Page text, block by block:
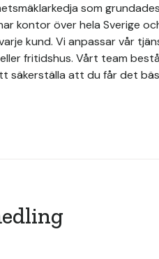
som
kontor över hela Sverige
kund. Vi anpassar vår
fritidshus. Vårt team
säkerställa att du får det